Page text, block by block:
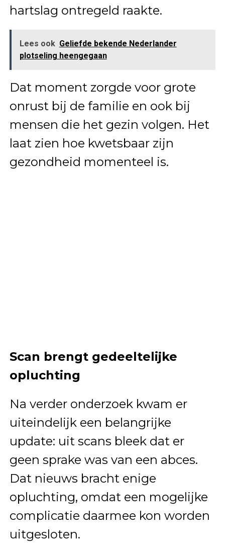
hartslag ontregeld raakte.
Lees ook Geliefde bekende Nederlander
plotseling heengegaan
Dat moment zorgde voor grote
onrust bij de familie en ook bij
mensen die het gezin volgen. Het
laat zien hoe kwetsbaar zijn
gezondheid momenteel is.
Scan brengt gedeeltelijke
opluchting
Na verder onderzoek kwam er
uiteindelijk een belangrijke
update: uit scans bleek dat er
geen sprake was van een abces.
Dat nieuws bracht enige
opluchting, omdat een mogelijke
complicatie daarmee kon worden
uitgesloten.